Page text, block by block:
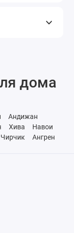
дома
Андижан
Хива
Навои
Чирчик
Ангрен